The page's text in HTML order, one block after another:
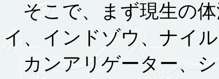
そこで、まず現生の
イ、インドゾウ、ナイ
カンアリゲーター、シ